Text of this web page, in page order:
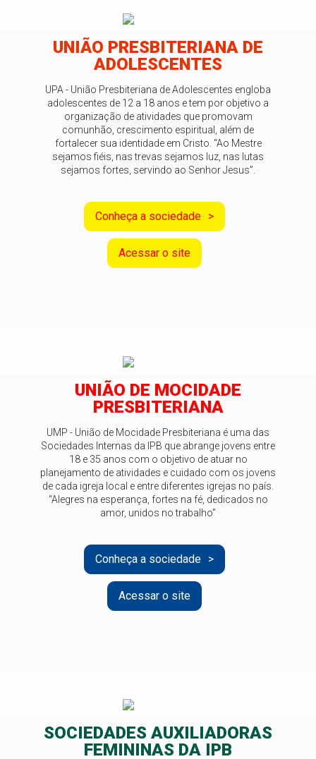
UNIÃO PRESBITERIANA DE
ADOLESCENTES
UPA - União Presbiteriana de Adolescentes engloba
adolescentes de 12 a 18 anos e tem por objetivo a
organização de atividades que promovam
comunhão, crescimento espiritual, além de
fortalecer sua identidade em Cristo. “Ao Mestre
sejamos fiéis, nas trevas sejamos luz, nas lutas
sejamos fortes, servindo ao Senhor Jesus”.
Conheça a sociedade
Acessar o site
UNIÃO DE MOCIDADE
PRESBITERIANA
UMP - União de Mocidade Presbiteriana é uma das
Sociedades Internas da IPB que abrange jovens entre
18 e 35 anos com o objetivo de atuar no
planejamento de atividades e cuidado com os jovens
de cada igreja local e entre diferentes igrejas no país.
“Alegres na esperança, fortes na fé, dedicados no
amor, unidos no trabalho”
Conheça a sociedade
Acessar o site
SOCIEDADES AUXILIADORAS
FEMININAS DA IPB